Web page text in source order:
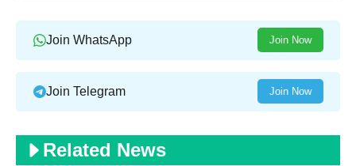
Join WhatsApp Join Now
Join Telegram Join Now
Related News